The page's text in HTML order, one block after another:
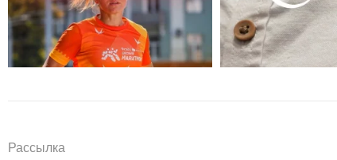
Рассылка